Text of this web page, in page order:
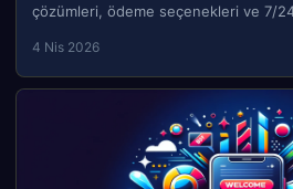
çözümleri, ödeme seçenekleri ve 7/
4 Nis 2026